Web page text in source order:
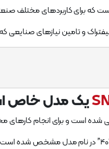
است که برای کاربردهای مختلف
و تامین نیازهای صنایعی
یک مدل خاص